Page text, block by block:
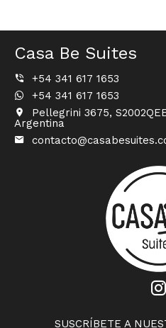
Casa Be Suites
+54 341 617 1653
+54 341 617 1653
Pellegrini 3675,
Argentina
SUSCRÍBETE A